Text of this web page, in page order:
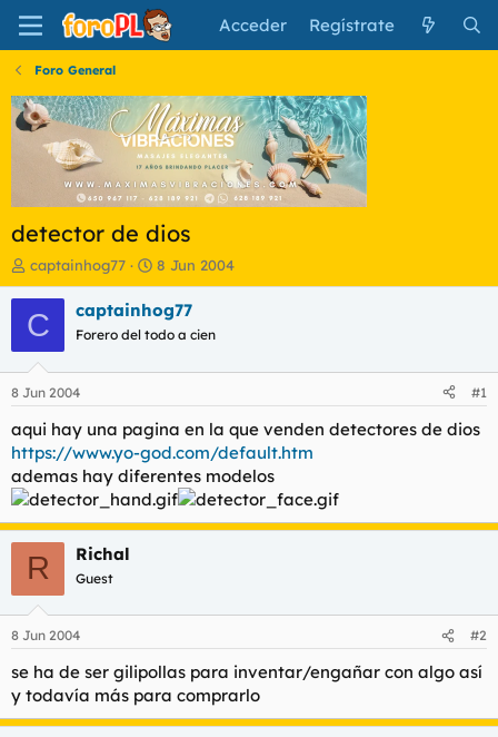
Acceder Regístrate
Foro General
detector de dios
I
n
i
c
a
d
o
r
d
e
l
t
e
m
a
captainhog77
F
e
c
a
i
n
c
i
o
8 Jun 2004
C captainhog77
Forero del todo a cien
8 Jun 2004 #1
aqui hay una pagina en la que venden detectores de dios
https://www.yo-god.com/default.htm
ademas hay diferentes modelos
R Richal
Guest
8 Jun 2004 #2
se ha de ser gilipollas para inventar/engañar con algo así
y todavía más para comprarlo